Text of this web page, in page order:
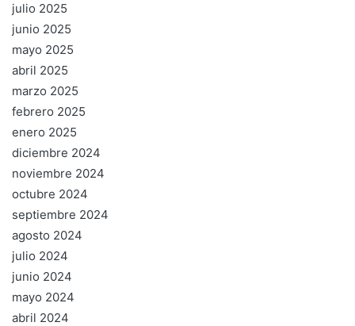
julio 2025
junio 2025
mayo 2025
abril 2025
marzo 2025
febrero 2025
enero 2025
diciembre 2024
noviembre 2024
octubre 2024
septiembre 2024
agosto 2024
julio 2024
junio 2024
mayo 2024
abril 2024